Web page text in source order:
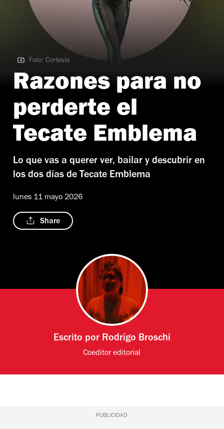
Foto: Cortesía
Foto: Cortesía
Razones para no
perderte el
Tecate Emblema
Lo que vas a querer ver, bailar y descubrir en
los dos días de Tecate Emblema
lunes 11 mayo 2026
Share
Escrito por Rodrigo Broschi
Coeditor editorial
PUBLICIDAD